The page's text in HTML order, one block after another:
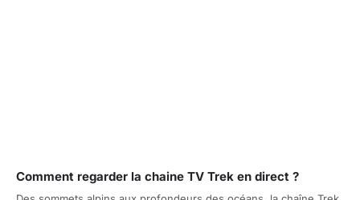
Comment regarder la chaine TV Trek en direct ?